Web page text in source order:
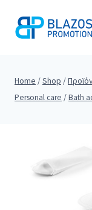
Home /Shop /
Personal care /Bath